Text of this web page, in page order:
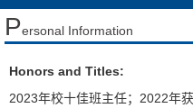
Personal Information
Honors and Titles:
2023年校十佳班主任；2022年